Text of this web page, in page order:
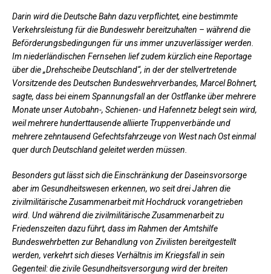
Darin wird die Deutsche Bahn dazu verpflichtet, eine bestimmte
Verkehrsleistung für die Bundeswehr bereitzuhalten – während die
Beförderungsbedingungen für uns immer unzuverlässiger werden.
Im niederländischen Fernsehen lief zudem kürzlich eine Reportage
über die „Drehscheibe Deutschland“, in der der stellvertretende
Vorsitzende des Deutschen Bundeswehrverbandes, Marcel Bohnert,
sagte, dass bei einem Spannungsfall an der Ostflanke über mehrere
Monate unser Autobahn-, Schienen- und Hafennetz belegt sein wird,
weil mehrere hunderttausende alliierte Truppenverbände und
mehrere zehntausend Gefechtsfahrzeuge von West nach Ost einmal
quer durch Deutschland geleitet werden müssen.
Besonders gut lässt sich die Einschränkung der Daseinsvorsorge
aber im Gesundheitswesen erkennen, wo seit drei Jahren die
zivilmilitärische Zusammenarbeit mit Hochdruck vorangetrieben
wird. Und während die zivilmilitärische Zusammenarbeit zu
Friedenszeiten dazu führt, dass im Rahmen der Amtshilfe
Bundeswehrbetten zur Behandlung von Zivilisten bereitgestellt
werden, verkehrt sich dieses Verhältnis im Kriegsfall in sein
Gegenteil: die zivile Gesundheitsversorgung wird der breiten